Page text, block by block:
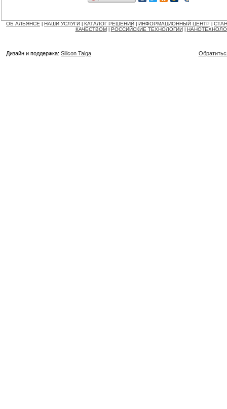
ОБ АЛЬЯНСЕ НАШИ УСЛУГИ КАТАЛОГ РЕШЕНИЙ ИНФОРМАЦИОННЫЙ ЦЕНТР
КАЧЕСТВОМ
РОССИЙСКИЕ ТЕХНОЛОГИИ
Дизайн и поддержка: Silicon Taiga